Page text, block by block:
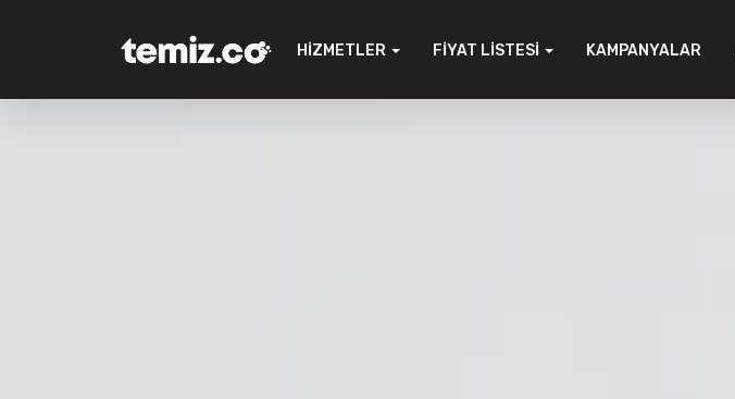
HIZMETLER FIYAT LISTESI KAMPANYALAR